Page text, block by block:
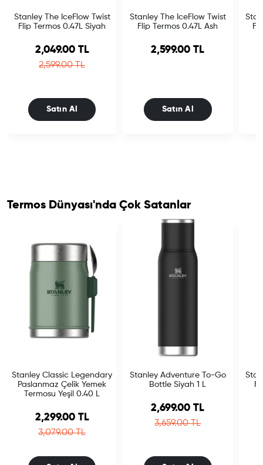
Stanley The IceFlow Twist
Flip Termos 0.47L Siyah
Sale price
2,049.00 TL
Regular price
2,599.00 TL
Satın Al
Stanley The IceFlow Twist
Flip Termos 0.47L Ash
2,599.00 TL
Satın Al
Termos Dünyası'nda Çok Satanlar
Stanley Classic Legendary
Paslanmaz Çelik Yemek
Termosu Yeşil 0.40 L
Sale price
2,299.00 TL
Regular price
3,079.00 TL
Stanley Adventure To-Go
Bottle Siyah 1 L
Sale price
2,699.00 TL
Regular price
3,659.00 TL